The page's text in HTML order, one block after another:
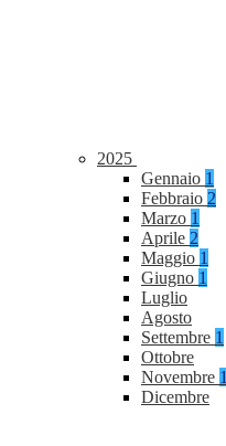
2025
Gennaio 1
Febbraio 2
Marzo 1
Aprile 2
Maggio 1
Giugno 1
Luglio
Agosto
Settembre 1
Ottobre
Novembre 1
Dicembre